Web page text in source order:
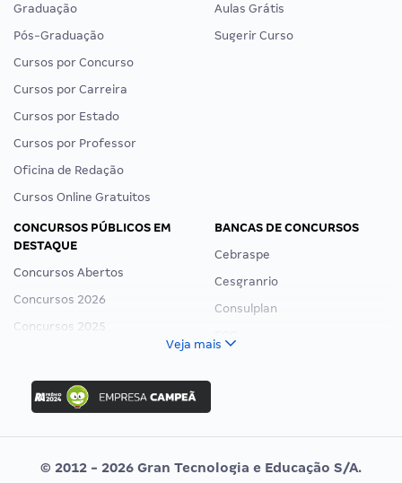
Graduação
Pós-Graduação
Cursos por Concurso
Cursos por Carreira
Cursos por Estado
Cursos por Professor
Oficina de Redação
Cursos Online Gratuitos
Aulas Grátis
Sugerir Curso
CONCURSOS PÚBLICOS EM
DESTAQUE
Concursos Abertos
Concursos 2026
Concursos 2025
Concurso Nacional Unificado
Concurso Ibama
Concurso MPU
Editais publicados
BANCAS DE CONCURSOS
Cebraspe
Cesgranrio
Consulplan
Vunesp
Veja mais
© 2012 - 2026 Gran Tecnologia e Educação S/A.